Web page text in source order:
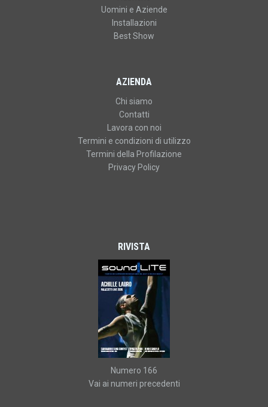
Uomini e Aziende
Installazioni
Best Show
AZIENDA
Chi siamo
Contatti
Lavora con noi
Termini e condizioni di utilizzo
Termini della Profilazione
Privacy Policy
RIVISTA
Numero 166
Vai ai numeri precedenti